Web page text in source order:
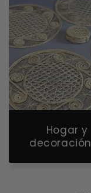
Hogar y
decoración